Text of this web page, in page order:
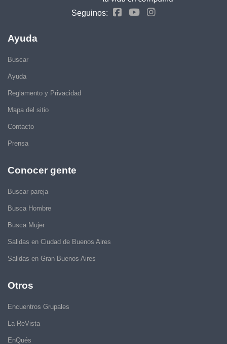
Seguinos:
Ayuda
Buscar
Ayuda
Reglamento y Privacidad
Mapa del sitio
Contacto
Prensa
Conocer gente
Buscar pareja
Busca Hombre
Busca Mujer
Salidas en Ciudad de Buenos Aires
Salidas en Gran Buenos Aires
Otros
Encuentros Grupales
La ReVista
EnQués